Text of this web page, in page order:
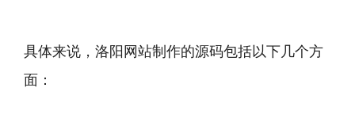
具体来说，洛阳网站制作的源码包括以下几个方
面：